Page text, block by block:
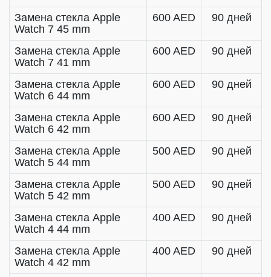
Замена стекла Apple
Watch 7 45 mm
600 AED 90 дней
Замена стекла Apple
Watch 7 41 mm
600 AED 90 дней
Замена стекла Apple
Watch 6 44 mm
600 AED 90 дней
Замена стекла Apple
Watch 6 42 mm
600 AED 90 дней
Замена стекла Apple
Watch 5 44 mm
500 AED 90 дней
Замена стекла Apple
Watch 5 42 mm
500 AED 90 дней
Замена стекла Apple
Watch 4 44 mm
400 AED 90 дней
Замена стекла Apple
Watch 4 42 mm
400 AED 90 дней